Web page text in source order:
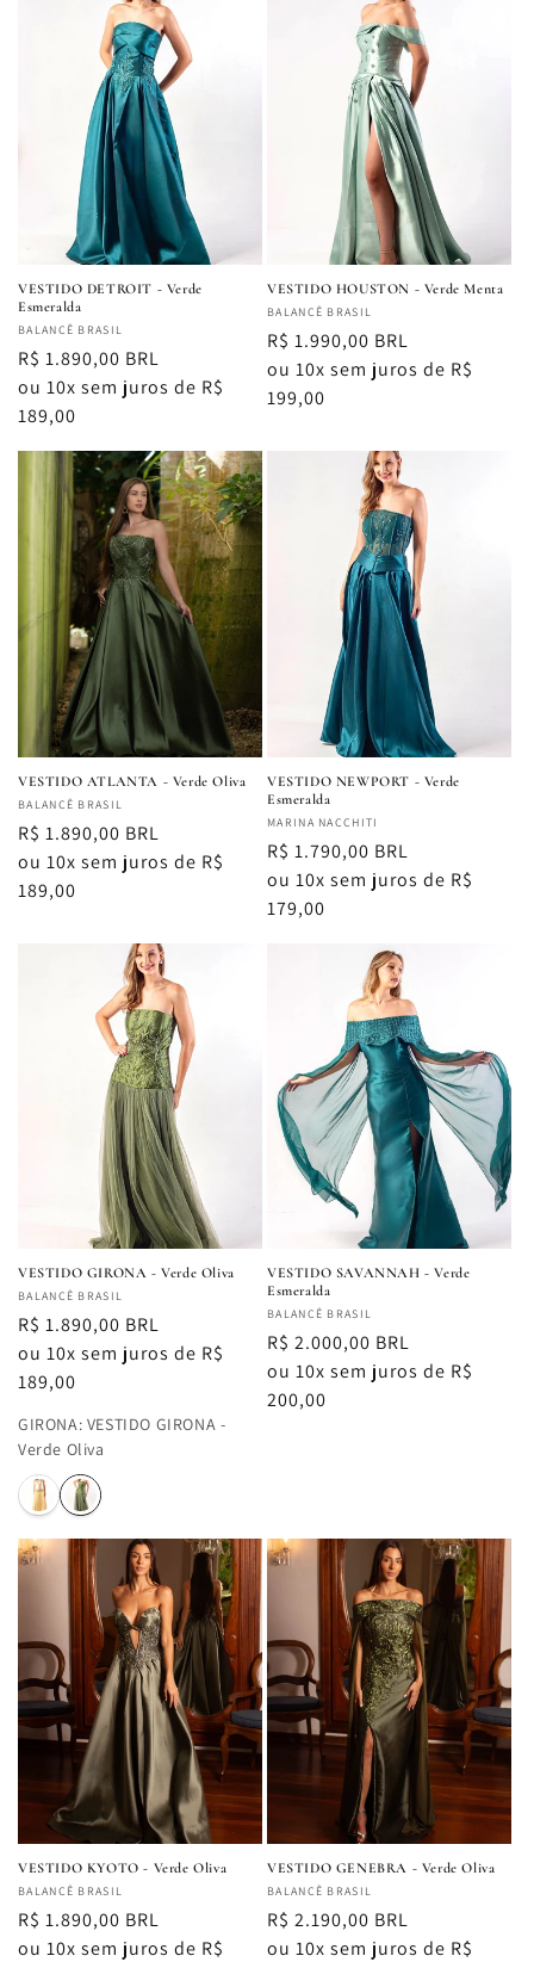
VESTIDO DETROIT - Verde
Esmeralda
Fornecedor:
BALANCÊ BRASIL
Preço
normal
R$ 1.890,00 BRL
ou 10x sem juros de R$
189,00
VESTIDO HOUSTON - Verde Menta
Fornecedor:
BALANCÊ BRASIL
Preço
normal
R$ 1.990,00 BRL
ou 10x sem juros de R$
199,00
VESTIDO ATLANTA - Verde Oliva
Fornecedor:
BALANCÊ BRASIL
Preço
normal
R$ 1.890,00 BRL
ou 10x sem juros de R$
189,00
VESTIDO NEWPORT - Verde
Esmeralda
Fornecedor:
MARINA NACCHITI
Preço
normal
R$ 1.790,00 BRL
ou 10x sem juros de R$
179,00
VESTIDO GIRONA - Verde Oliva
Fornecedor:
BALANCÊ BRASIL
Preço
normal
R$ 1.890,00 BRL
ou 10x sem juros de R$
189,00
GIRONA: VESTIDO GIRONA -
Verde Oliva
VESTIDO SAVANNAH - Verde
Esmeralda
Fornecedor:
BALANCÊ BRASIL
Preço
normal
R$ 2.000,00 BRL
ou 10x sem juros de R$
200,00
VESTIDO KYOTO - Verde Oliva
Fornecedor:
BALANCÊ BRASIL
Preço
normal
R$ 1.890,00 BRL
ou 10x sem juros de R$
VESTIDO GENEBRA - Verde Oliva
Fornecedor:
BALANCÊ BRASIL
Preço
normal
R$ 2.190,00 BRL
ou 10x sem juros de R$